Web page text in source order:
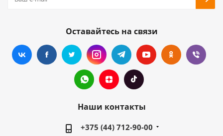
Оставайтесь на связи
Наши контакты
+375 (44) 712-90-00